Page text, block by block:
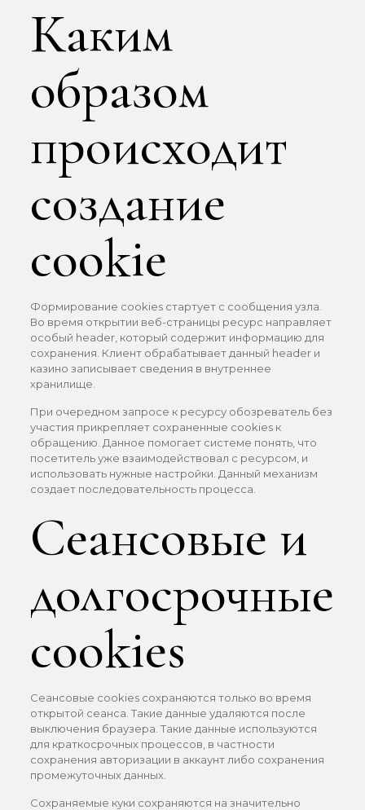
Каким
образом
происходит
создание
cookie
Формирование cookies стартует с сообщения узла.
Во время открытии веб-страницы ресурс направляет
особый header, который содержит информацию для
сохранения. Клиент обрабатывает данный header и
казино записывает сведения в внутреннее
хранилище.
При очередном запросе к ресурсу обозреватель без
участия прикрепляет сохраненные cookies к
обращению. Данное помогает системе понять, что
посетитель уже взаимодействовал с ресурсом, и
использовать нужные настройки. Данный механизм
создает последовательность процесса.
Сеансовые и
долгосрочные
cookies
Сеансовые cookies сохраняются только во время
открытой сеанса. Такие данные удаляются после
выключения браузера. Такие данные используются
для краткосрочных процессов, в частности
сохранения авторизации в аккаунт либо сохранения
промежуточных данных.
Сохраняемые куки сохраняются на значительно